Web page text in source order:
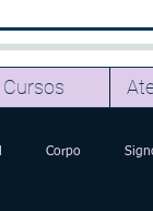
Cursos
Corpo